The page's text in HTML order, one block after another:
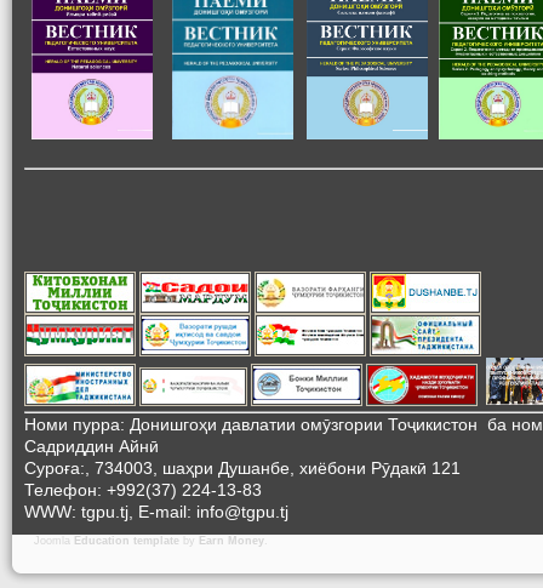
Номи пурра: Донишгоҳи давлатии омӯзгории Тоҷикистон ба
Садриддин Айнӣ
Суроға:, 734003, шаҳри Душанбе, хиёбони Рӯдакӣ 121
Телефон: +992(37) 224-13-83
WWW: tgpu.tj, E-mail: info@tgpu.tj
Joomla Education template by Earn Money